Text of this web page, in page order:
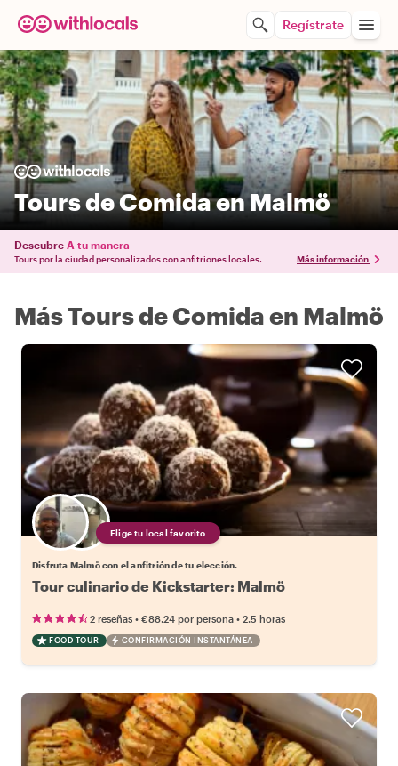
Regístrate
Tours de Comida en Malmö
Descubre A tu manera
Tours por la ciudad personalizados con anfitriones locales. Más información
Más Tours de Comida en Malmö
Elige tu local favorito
Disfruta Malmö con el anfitrión de tu elección.
Tour culinario de Kickstarter: Malmö
2 reseñas • €88.24 por persona • 2.5 horas
FOOD TOUR CONFIRMACIÓN INSTANTÁNEA